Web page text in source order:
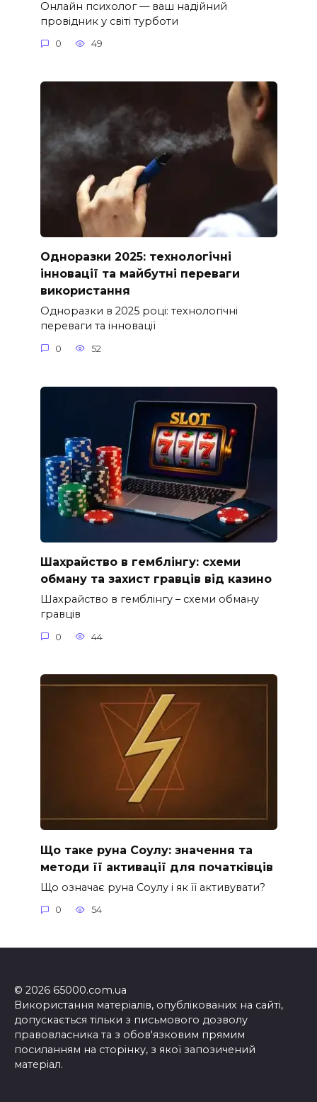
Онлайн психолог — ваш надійний
провідник у світі турботи
0 49
Одноразки 2025: технологічні
інновації та майбутні переваги
використання
Одноразки в 2025 році: технологічні
переваги та інновації
0 52
Шахрайство в гемблінгу: схеми
обману та захист гравців від казино
Шахрайство в гемблінгу – схеми обману
гравців
0 44
Що таке руна Соулу: значення та
методи її активації для початківців
Що означає руна Соулу і як її активувати?
0 54
© 2026 65000.com.ua
Використання матеріалів, опублікованих на сайті,
допускається тільки з письмового дозволу
правовласника та з обов'язковим прямим
посиланням на сторінку, з якої запозичений
матеріал.